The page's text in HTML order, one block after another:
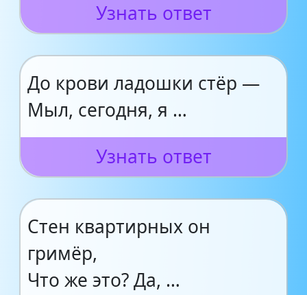
Узнать ответ
До крови ладошки стёр —
Мыл, сегодня, я …
Узнать ответ
Стен квартирных он
гримёр,
Что же это? Да, …